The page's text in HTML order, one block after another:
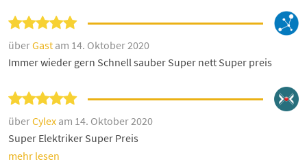
überGast am 14. Oktober 2020
Immer wieder gern Schnell sauber Super nett Super preis
überCylex am 14. Oktober 2020
Super Elektriker Super Preis
mehr lesen